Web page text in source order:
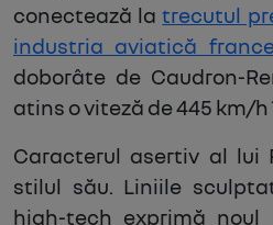
conectează latrecutul
industria aviatică
doborâte de Caudron-
atins o viteză de 445 km/h
Caracterul asertiv al lui
stilul său. Liniile
high-tech exprimă